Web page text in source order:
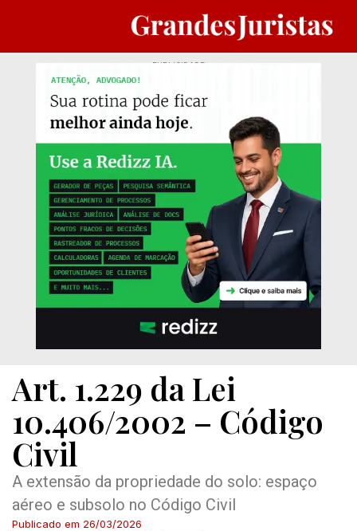
PUBLICIDADE
Art. 1.229 da Lei
10.406/2002 – Código
Civil
A extensão da propriedade do solo: espaço
aéreo e subsolo no Código Civil
Publicado em 26/03/2026